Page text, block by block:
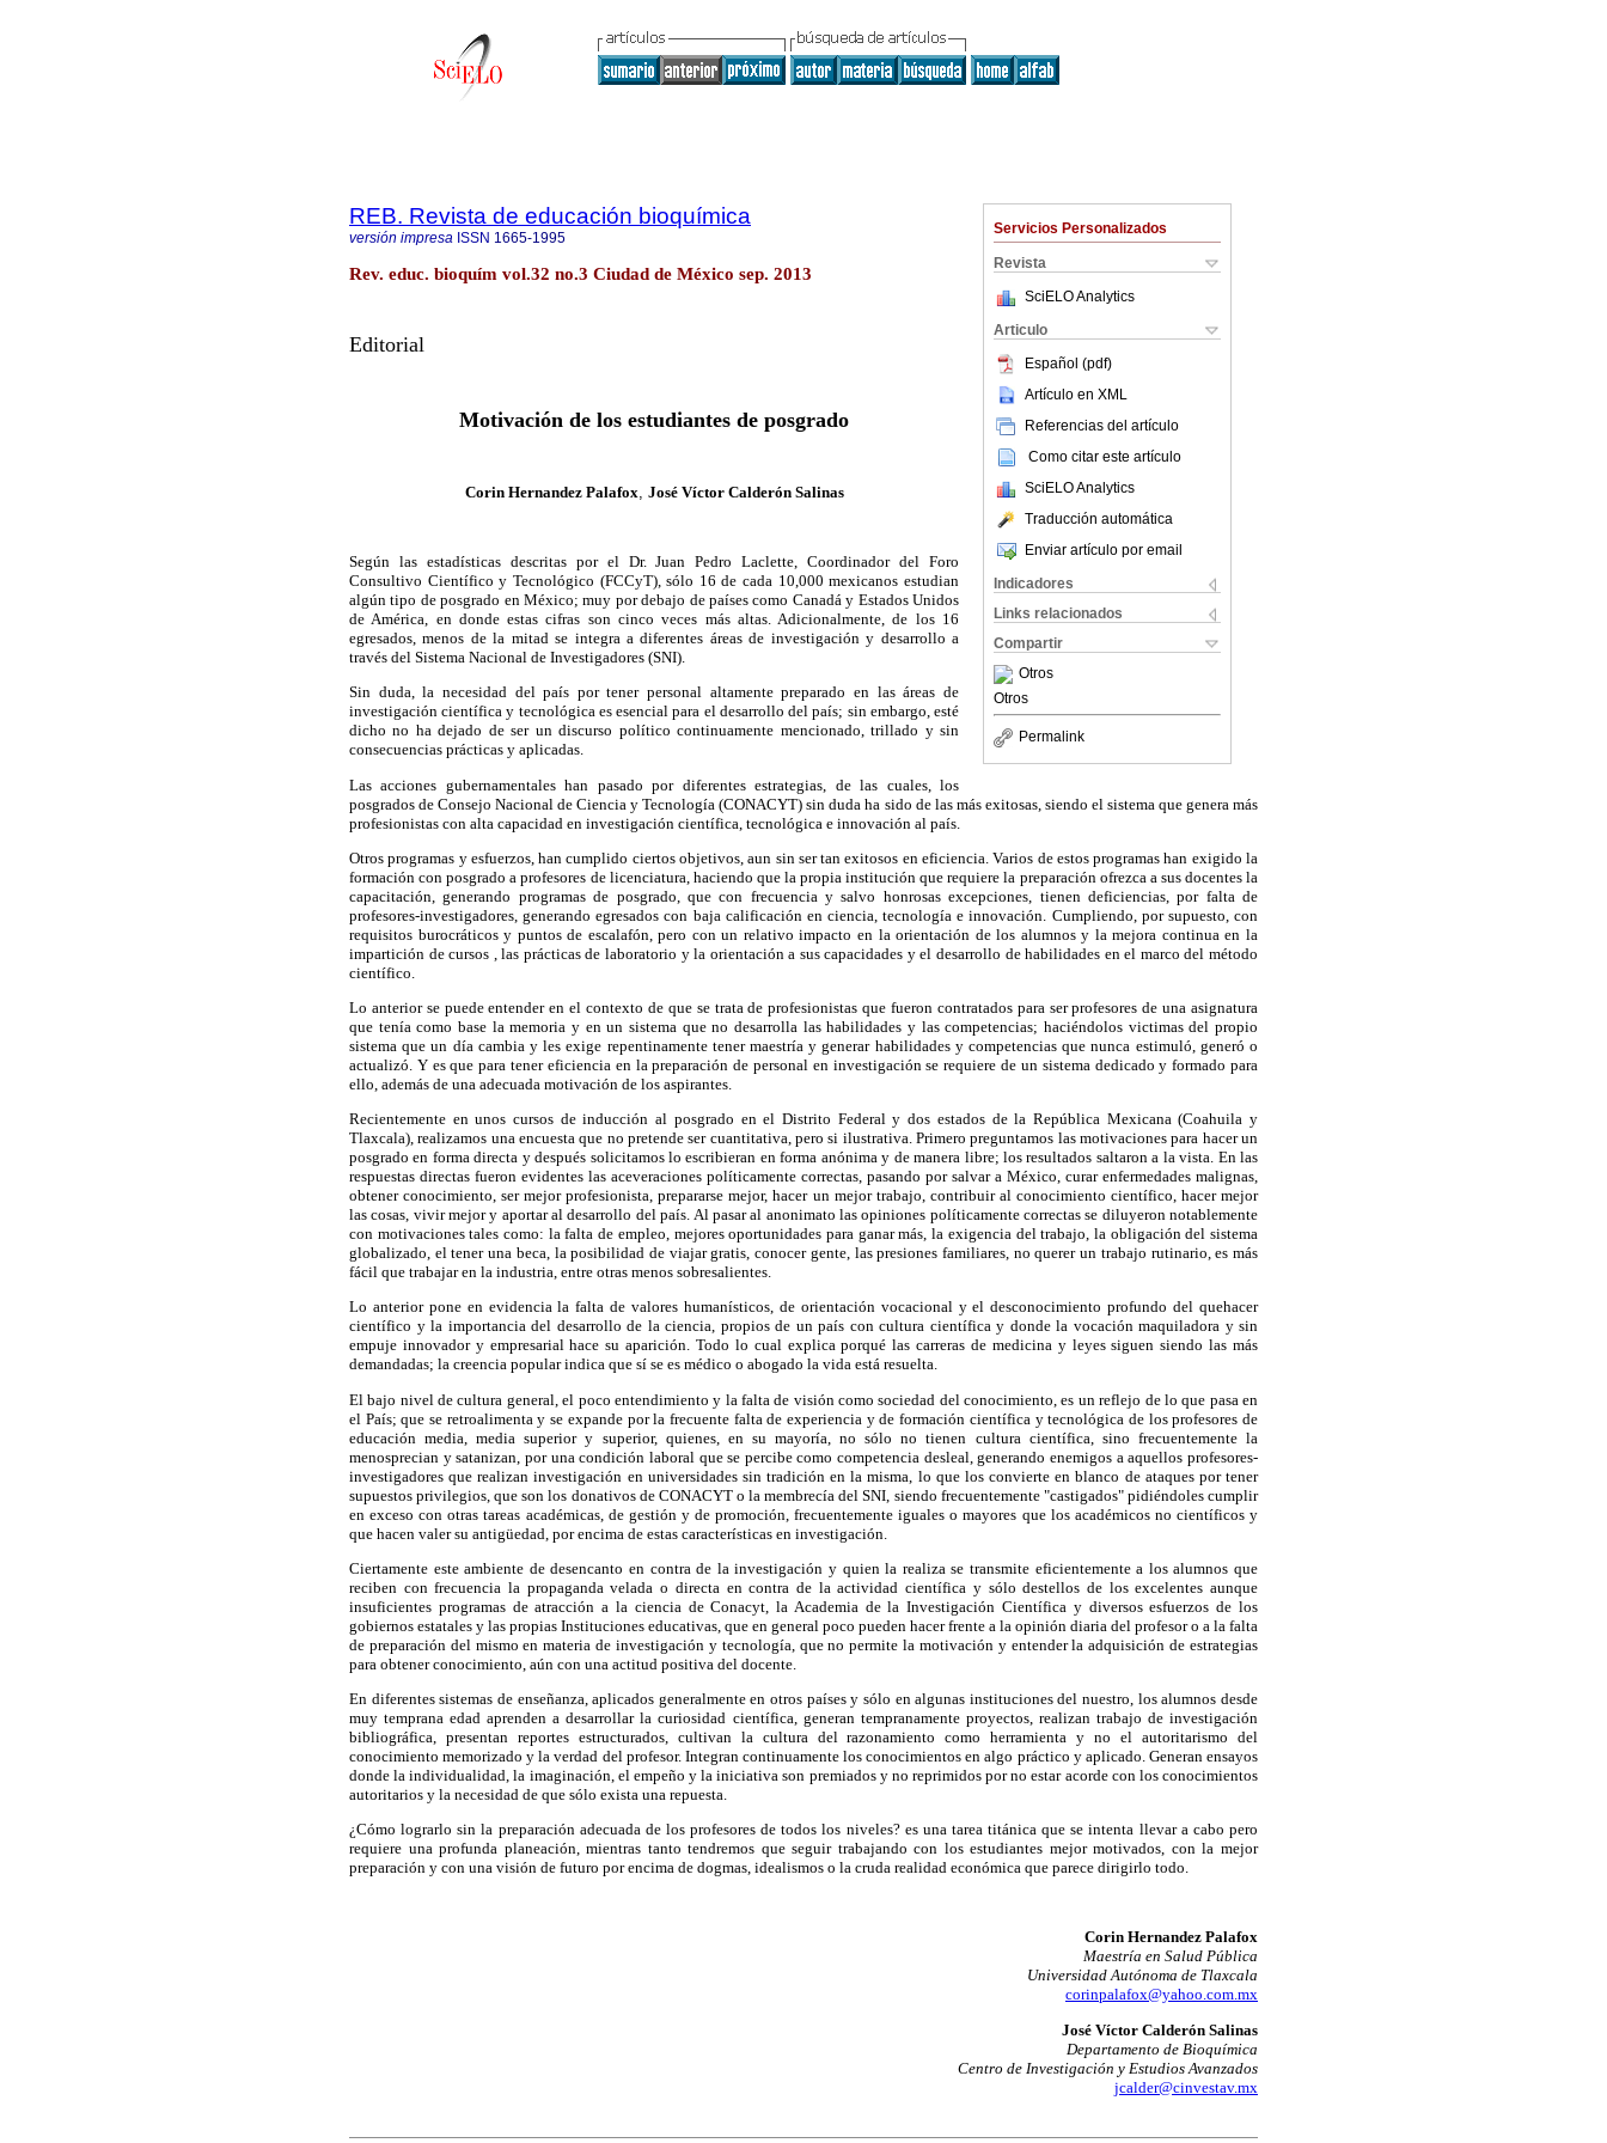
Servicios Personalizados
Revista
SciELO Analytics
Articulo
Español (pdf)
Artículo en XML
Referencias del artículo
Como citar este artículo
SciELO Analytics
Traducción automática
Enviar artículo por email
Indicadores
Links relacionados
Compartir
Otros
Otros
Permalink
REB. Revista de educación bioquímica
versión impresa ISSN 1665-1995
Rev. educ. bioquím vol.32 no.3 Ciudad de México sep. 2013
Editorial
Motivación de los estudiantes de posgrado
Corin Hernandez Palafox José Víctor Calderón Salinas
Según las estadísticas descritas por el Dr. Juan Pedro Laclette, Coordinador del Foro
Consultivo Científico y Tecnológico (FCCyT), sólo 16 de cada 10,000 mexicanos estudian
algún tipo de posgrado en México; muy por debajo de países como Canadá y Estados Unidos
de América, en donde estas cifras son cinco veces más altas. Adicionalmente, de los 16
egresados, menos de la mitad se integra a diferentes áreas de investigación y desarrollo a
través del Sistema Nacional de Investigadores (SNI).
Sin duda, la necesidad del país por tener personal altamente preparado en las áreas de
investigación científica y tecnológica es esencial para el desarrollo del país; sin embargo, esté
dicho no ha dejado de ser un discurso político continuamente mencionado, trillado y sin
consecuencias prácticas y aplicadas.
Las acciones gubernamentales han pasado por diferentes estrategias, de las cuales, los
posgrados de Consejo Nacional de Ciencia y Tecnología (CONACYT) sin duda ha sido de las más exitosas, siendo el sistema que genera más
profesionistas con alta capacidad en investigación científica, tecnológica e innovación al país.
Otros programas y esfuerzos, han cumplido ciertos objetivos, aun sin ser tan exitosos en eficiencia. Varios de estos programas han exigido la
formación con posgrado a profesores de licenciatura, haciendo que la propia institución que requiere la preparación ofrezca a sus docentes la
capacitación, generando programas de posgrado, que con frecuencia y salvo honrosas excepciones, tienen deficiencias, por falta de
profesores-investigadores, generando egresados con baja calificación en ciencia, tecnología e innovación. Cumpliendo, por supuesto, con
requisitos burocráticos y puntos de escalafón, pero con un relativo impacto en la orientación de los alumnos y la mejora continua en la
impartición de cursos , las prácticas de laboratorio y la orientación a sus capacidades y el desarrollo de habilidades en el marco del método
científico.
Lo anterior se puede entender en el contexto de que se trata de profesionistas que fueron contratados para ser profesores de una asignatura
que tenía como base la memoria y en un sistema que no desarrolla las habilidades y las competencias; haciéndolos victimas del propio
sistema que un día cambia y les exige repentinamente tener maestría y generar habilidades y competencias que nunca estimuló, generó o
actualizó. Y es que para tener eficiencia en la preparación de personal en investigación se requiere de un sistema dedicado y formado para
ello, además de una adecuada motivación de los aspirantes.
Recientemente en unos cursos de inducción al posgrado en el Distrito Federal y dos estados de la República Mexicana (Coahuila y
Tlaxcala), realizamos una encuesta que no pretende ser cuantitativa, pero si ilustrativa. Primero preguntamos las motivaciones para hacer un
posgrado en forma directa y después solicitamos lo escribieran en forma anónima y de manera libre; los resultados saltaron a la vista. En las
respuestas directas fueron evidentes las aceveraciones políticamente correctas, pasando por salvar a México, curar enfermedades malignas,
obtener conocimiento, ser mejor profesionista, prepararse mejor, hacer un mejor trabajo, contribuir al conocimiento científico, hacer mejor
las cosas, vivir mejor y aportar al desarrollo del país. Al pasar al anonimato las opiniones políticamente correctas se diluyeron notablemente
con motivaciones tales como: la falta de empleo, mejores oportunidades para ganar más, la exigencia del trabajo, la obligación del sistema
globalizado, el tener una beca, la posibilidad de viajar gratis, conocer gente, las presiones familiares, no querer un trabajo rutinario, es más
fácil que trabajar en la industria, entre otras menos sobresalientes.
Lo anterior pone en evidencia la falta de valores humanísticos, de orientación vocacional y el desconocimiento profundo del quehacer
científico y la importancia del desarrollo de la ciencia, propios de un país con cultura científica y donde la vocación maquiladora y sin
empuje innovador y empresarial hace su aparición. Todo lo cual explica porqué las carreras de medicina y leyes siguen siendo las más
demandadas; la creencia popular indica que sí se es médico o abogado la vida está resuelta.
El bajo nivel de cultura general, el poco entendimiento y la falta de visión como sociedad del conocimiento, es un reflejo de lo que pasa en
el País; que se retroalimenta y se expande por la frecuente falta de experiencia y de formación científica y tecnológica de los profesores de
educación media, media superior y superior, quienes, en su mayoría, no sólo no tienen cultura científica, sino frecuentemente la
menosprecian y satanizan, por una condición laboral que se percibe como competencia desleal, generando enemigos a aquellos profesores-
investigadores que realizan investigación en universidades sin tradición en la misma, lo que los convierte en blanco de ataques por tener
supuestos privilegios, que son los donativos de CONACYT o la membrecía del SNI, siendo frecuentemente "castigados" pidiéndoles cumplir
en exceso con otras tareas académicas, de gestión y de promoción, frecuentemente iguales o mayores que los académicos no científicos y
que hacen valer su antigüedad, por encima de estas características en investigación.
Ciertamente este ambiente de desencanto en contra de la investigación y quien la realiza se transmite eficientemente a los alumnos que
reciben con frecuencia la propaganda velada o directa en contra de la actividad científica y sólo destellos de los excelentes aunque
insuficientes programas de atracción a la ciencia de Conacyt, la Academia de la Investigación Científica y diversos esfuerzos de los
gobiernos estatales y las propias Instituciones educativas, que en general poco pueden hacer frente a la opinión diaria del profesor o a la falta
de preparación del mismo en materia de investigación y tecnología, que no permite la motivación y entender la adquisición de estrategias
para obtener conocimiento, aún con una actitud positiva del docente.
En diferentes sistemas de enseñanza, aplicados generalmente en otros países y sólo en algunas instituciones del nuestro, los alumnos desde
muy temprana edad aprenden a desarrollar la curiosidad científica, generan tempranamente proyectos, realizan trabajo de investigación
bibliográfica, presentan reportes estructurados, cultivan la cultura del razonamiento como herramienta y no el autoritarismo del
conocimiento memorizado y la verdad del profesor. Integran continuamente los conocimientos en algo práctico y aplicado. Generan ensayos
donde la individualidad, la imaginación, el empeño y la iniciativa son premiados y no reprimidos por no estar acorde con los conocimientos
autoritarios y la necesidad de que sólo exista una repuesta.
¿Cómo lograrlo sin la preparación adecuada de los profesores de todos los niveles? es una tarea titánica que se intenta llevar a cabo pero
requiere una profunda planeación, mientras tanto tendremos que seguir trabajando con los estudiantes mejor motivados, con la mejor
preparación y con una visión de futuro por encima de dogmas, idealismos o la cruda realidad económica que parece dirigirlo todo.
Corin Hernandez Palafox
Maestría en Salud Pública
Universidad Autónoma de Tlaxcala
corinpalafox@yahoo.com.mx
José Víctor Calderón Salinas
Departamento de Bioquímica
Centro de Investigación y Estudios Avanzados
jcalder@cinvestav.mx